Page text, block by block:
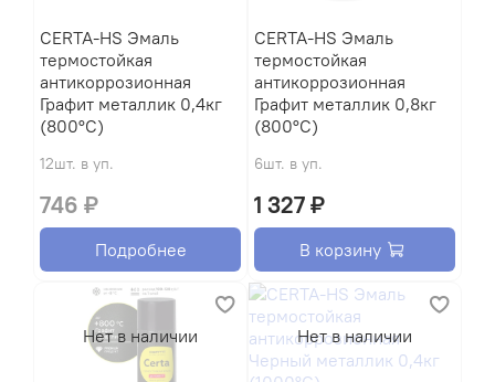
CERTA-HS Эмаль
термостойкая
антикоррозионная
Графит металлик 0,4кг
(800°С)
12шт. в уп.
746 ₽
Подробнее
CERTA-HS Эмаль
термостойкая
антикоррозионная
Графит металлик 0,8кг
(800°С)
6шт. в уп.
1 327 ₽
В корзину
Нет в наличии Нет в наличии